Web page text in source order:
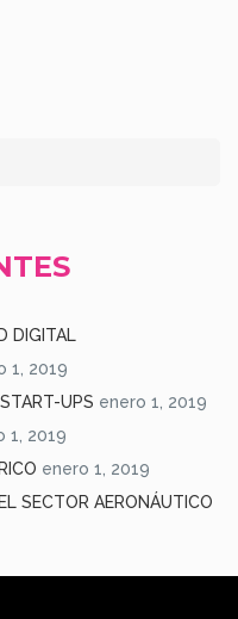
DIGITAL
1, 2019
UPS enero 1, 2019
1, 2019
enero 1, 2019
SECTOR AERONÁUTICO